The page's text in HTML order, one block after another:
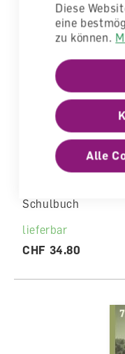
Schulbuch
lieferbar
CHF 34.80
Diese
eine
zu können.
Alle